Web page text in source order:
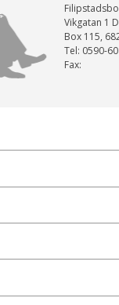
Vikgatan 1 D
Box 115,
Tel: 0590-
Fax: